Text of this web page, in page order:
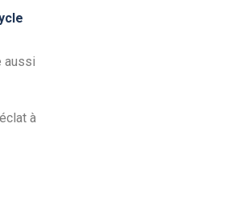
aussi
à